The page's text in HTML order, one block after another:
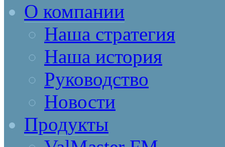
О компании
Наша стратегия
Наша история
Руководство
Новости
Продукты